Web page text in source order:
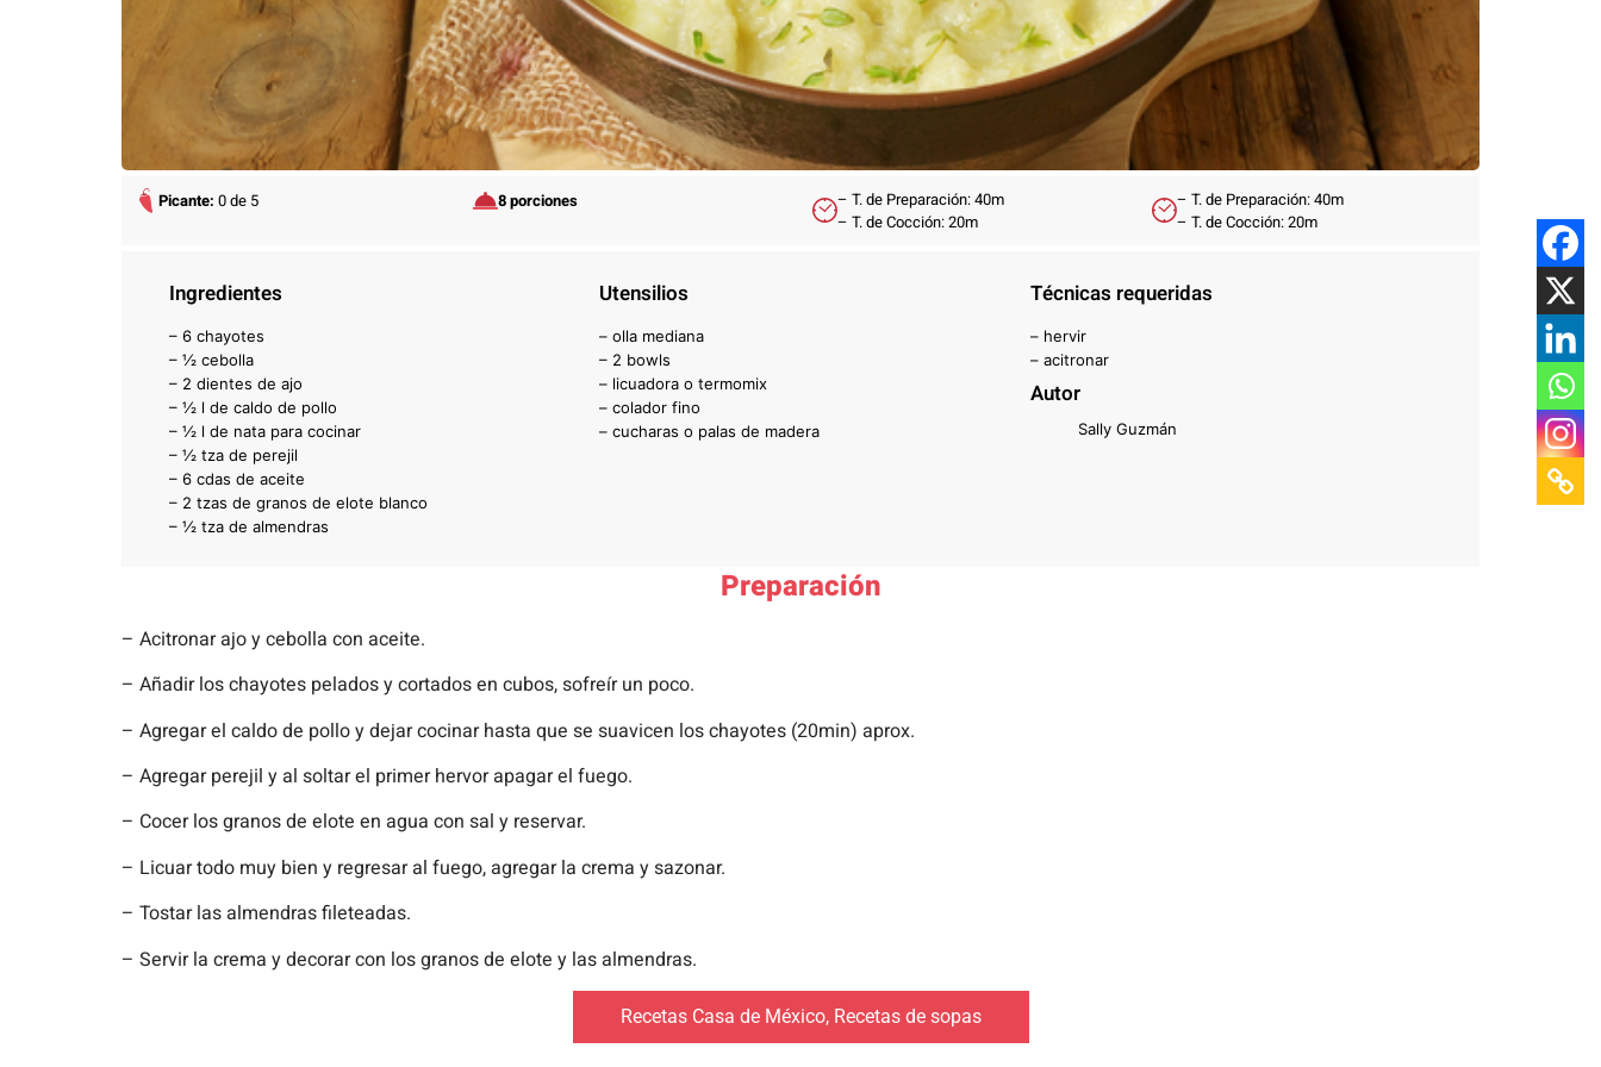
Picante: 0 de 5 8 porciones
– T. de Preparación: 40m
– T. de Cocción: 20m
– T. de Preparación: 40m
– T. de Cocción: 20m
Ingredientes
– 6 chayotes
– ½ cebolla
– 2 dientes de ajo
– ½ l de caldo de pollo
– ½ l de nata para cocinar
– ½ tza de perejil
– 6 cdas de aceite
– 2 tzas de granos de elote blanco
– ½ tza de almendras
Utensilios
– olla mediana
– 2 bowls
– licuadora o termomix
– colador fino
– cucharas o palas de madera
Técnicas requeridas
– hervir
– acitronar
Autor
Sally Guzmán
Preparación
– Acitronar ajo y cebolla con aceite.
– Añadir los chayotes pelados y cortados en cubos, sofreír un poco.
– Agregar el caldo de pollo y dejar cocinar hasta que se suavicen los chayotes (20min) aprox.
– Agregar perejil y al soltar el primer hervor apagar el fuego.
– Cocer los granos de elote en agua con sal y reservar.
– Licuar todo muy bien y regresar al fuego, agregar la crema y sazonar.
– Tostar las almendras fileteadas.
– Servir la crema y decorar con los granos de elote y las almendras.
Recetas Casa de México, Recetas de sopas